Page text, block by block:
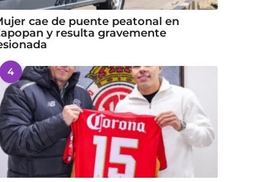
cae de puente peatonal en
y resulta gravemente
4